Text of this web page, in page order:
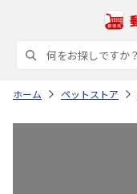
ホーム ペットストア